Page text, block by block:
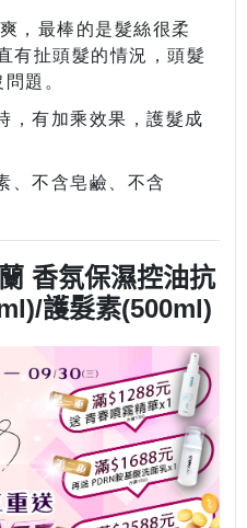
，最棒的是髮絲很柔
有扯頭髮的情況，頭髮
題。
，有加乘效果，護髮成
、不含皂鹼、不含
香氛保濕控油抗
護髮素(500ml)